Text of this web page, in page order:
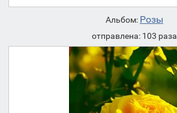
Альбом: Розы
отправлена: 103 раза